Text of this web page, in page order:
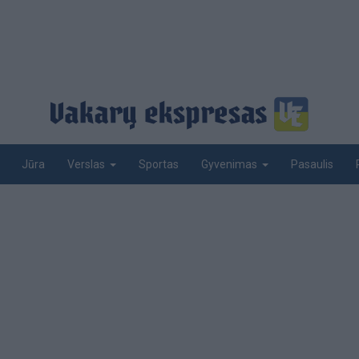
Jūra Verslas Sportas Gyvenimas Pasaulis